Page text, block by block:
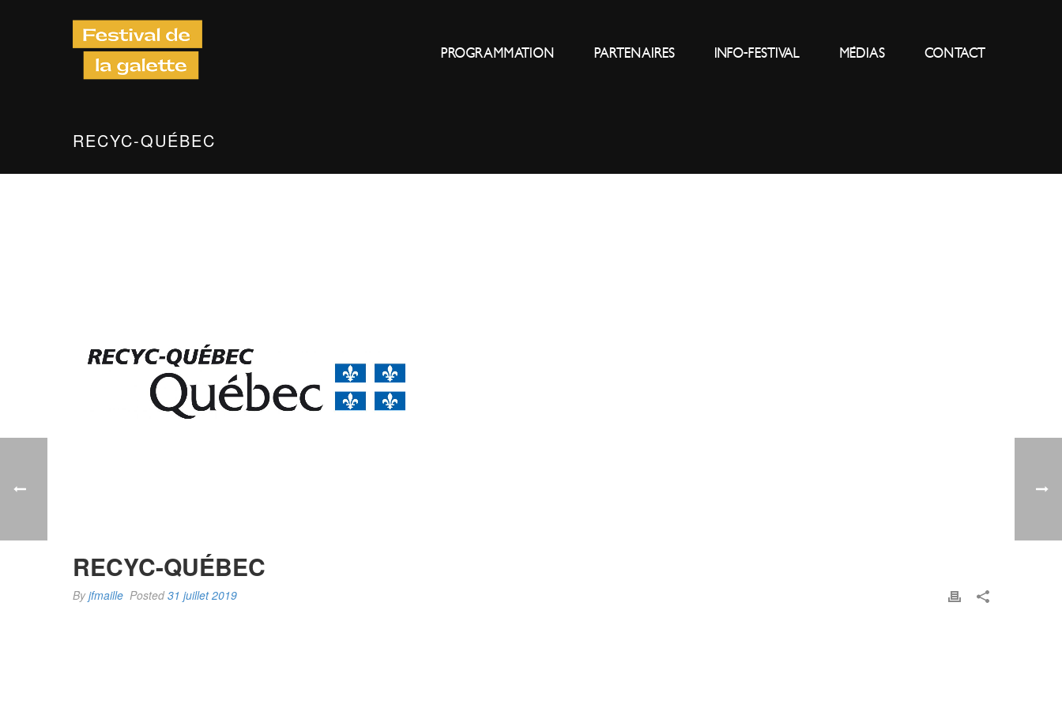
PROGRAMMATION PARTENAIRES INFO-FESTIVAL MÉDIAS CONTACT
RECYC-QUÉBEC
RECYC-QUÉBEC
Byjfmaille Posted31 juillet 2019